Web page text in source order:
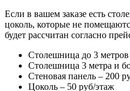
Если в вашем заказе есть
цоколь, которые не
будет рассчитан согласно
Столешница до 3
Столешница 3 метра и
Стеновая панель – 200
Цоколь – 50 руб/этаж